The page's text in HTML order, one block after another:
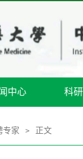
中心 科
专家 > 正文